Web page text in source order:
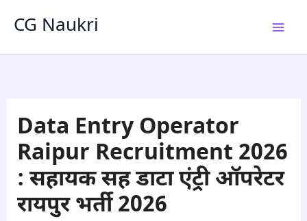
CG Naukri
Data Entry Operator
Raipur Recruitment 2026
: सहायक सह डाटा एंट्री ऑपरेटर
रायपुर भर्ती 2026